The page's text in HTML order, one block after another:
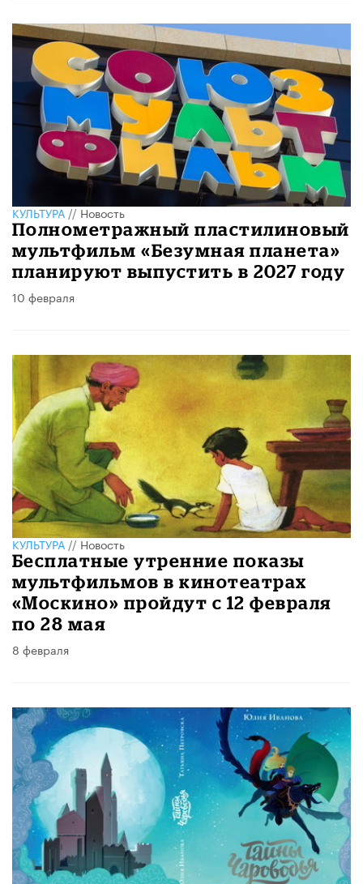
КУЛЬТУРА//Новость
Полнометражный пластилиновый
мультфильм «Безумная планета»
планируют выпустить в 2027 году
10 февраля
КУЛЬТУРА//Новость
Бесплатные утренние показы
мультфильмов в кинотеатрах
«Москино» пройдут с 12 февраля
по 28 мая
8 февраля